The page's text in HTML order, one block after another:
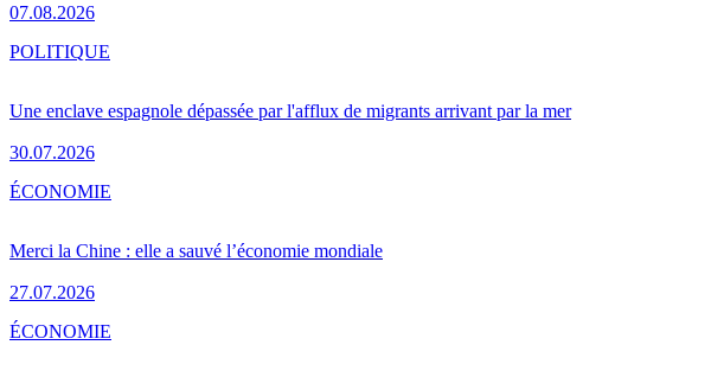
07.08.2026
Une enclave espagnole dépassée par l'afflux de migrants arrivant par la mer
30.07.2026
POLITIQUE
Merci la Chine : elle a sauvé l’économie mondiale
27.07.2026
ÉCONOMIE
ÉCONOMIE